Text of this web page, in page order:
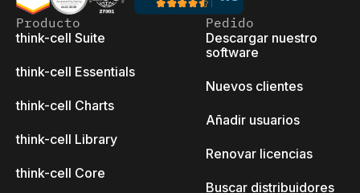
Producto
think-cell Suite
think-cell Essentials
think-cell Charts
think-cell Library
think-cell Core
Pedido
Descargar nuestro
software
Nuevos clientes
Añadir usuarios
Renovar licencias
Buscar distribuidores